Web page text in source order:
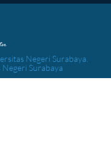
Negeri Surabaya.
Surabaya